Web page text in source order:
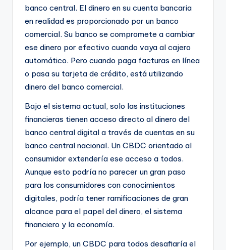
banco central. El dinero en su cuenta bancaria
en realidad es proporcionado por un banco
comercial. Su banco se compromete a cambiar
ese dinero por efectivo cuando vaya al cajero
automático. Pero cuando paga facturas en línea
o pasa su tarjeta de crédito, está utilizando
dinero del banco comercial.
Bajo el sistema actual, solo las instituciones
financieras tienen acceso directo al dinero del
banco central digital a través de cuentas en su
banco central nacional. Un CBDC orientado al
consumidor extendería ese acceso a todos.
Aunque esto podría no parecer un gran paso
para los consumidores con conocimientos
digitales, podría tener ramificaciones de gran
alcance para el papel del dinero, el sistema
financiero y la economía.
Por ejemplo, un CBDC para todos desafiaría el